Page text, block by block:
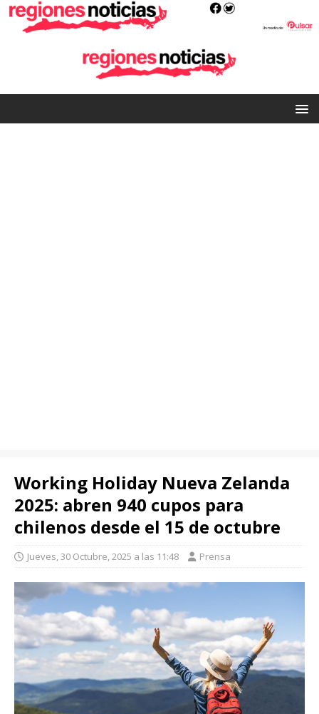
Working Holiday Nueva Zelanda
2025: abren 940 cupos para
chilenos desde el 15 de octubre
Jueves, 30 Octubre, 2025 a las 11:48 Prensa